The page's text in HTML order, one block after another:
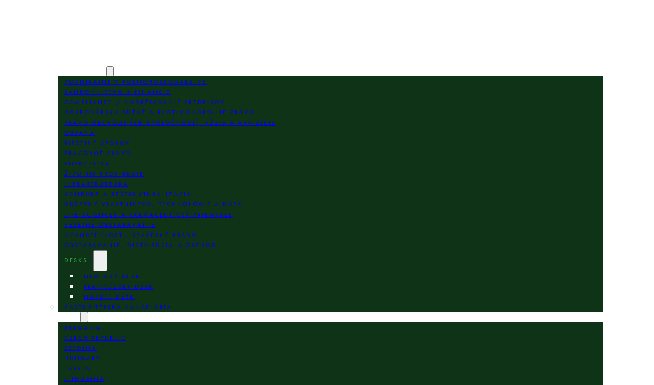
PODNIKANIE V POĽNOHOSPODÁRSTVE
BANKOVNÍCTVO A FINANCIE
COMPLIANCE / DODRŽIAVANIE PREDPISOV
HOSPODÁRSKA SÚŤAŽ A PROTIMONOPOLNÉ PRÁVO
PRÁVO OBCHODNÝCH SPOLOČNOSTÍ, FÚZIE A AKVIZÍCIE
OBRANA
RIEŠENIE SPOROV
PRACOVNÉ PRÁVO
ENERGETIKA
ŽIVOTNÉ PROSTREDIE
INFRAŠTRUKTÚRA
KONKURZ A REŠTRUKTURALIZÁCIA
DUŠEVNÉ VLASTNÍCTVO, TECHNOLÓGIE A DÁTA
LIFE SCIENCES A FARMACEUTICKÝ PRIEMYSEL
VEREJNÉ OBSTARÁVANIE
NEHNUTEĽNOSTI, STAVEBNÉ PRÁVO
OBSTARÁVANIE, DISTRIBÚCIA A OBCHOD
DESKS
NEMECKÝ DESK
FRANCÚZSKY DESK
NORDIC DESK
ZASTUPITEĽSKÁ KANCELÁRIA
BULGARIA
CZECH REPUBLIC
ESTONIA
HUNGARY
LATVIA
LITHUANIA